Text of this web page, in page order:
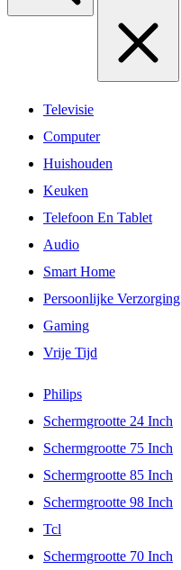
Televisie
Computer
Huishouden
Keuken
Telefoon En Tablet
Audio
Smart Home
Persoonlijke Verzorging
Gaming
Vrije Tijd
Philips
Schermgrootte 24 Inch
Schermgrootte 75 Inch
Schermgrootte 85 Inch
Schermgrootte 98 Inch
Tcl
Schermgrootte 70 Inch